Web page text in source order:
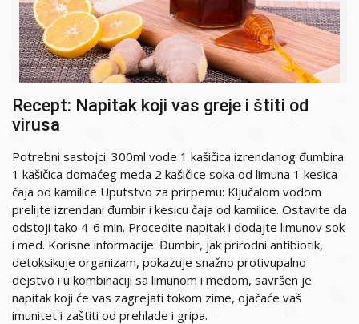
Recept: Napitak koji vas greje i štiti od
virusa
Potrebni sastojci: 300ml vode 1 kašičica izrendanog đumbira
1 kašičica domaćeg meda 2 kašičice soka od limuna 1 kesica
čaja od kamilice Uputstvo za prirpemu: Ključalom vodom
prelijte izrendani đumbir i kesicu čaja od kamilice. Ostavite da
odstoji tako 4-6 min. Procedite napitak i dodajte limunov sok
i med. Korisne informacije: Đumbir, jak prirodni antibiotik,
detoksikuje organizam, pokazuje snažno protivupalno
dejstvo i u kombinaciji sa limunom i medom, savršen je
napitak koji će vas zagrejati tokom zime, ojačaće vaš
imunitet i zaštiti od prehlade i gripa.